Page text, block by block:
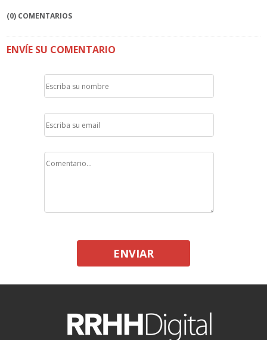
(0) COMENTARIOS
ENVÍE SU COMENTARIO
ENVIAR